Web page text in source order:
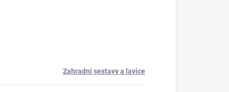
Zahradní sestavy a lavice